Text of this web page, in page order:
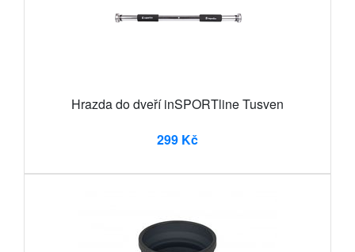
Hrazda do dveří inSPORTline Tusven
299 Kč